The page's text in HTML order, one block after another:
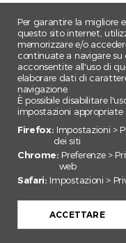
+
Per garantire la migliore
questo sito internet,
memorizzare e/o
continuate a navigare
acconsentite all'uso di
elaborare dati di
navigazione.
È possibile disabilitare
impostazioni appropriate
Firefox: Impostazioni >
dei siti
Chrome: Preferenze >
web
Safari: Impostazioni >
ACCETTARE